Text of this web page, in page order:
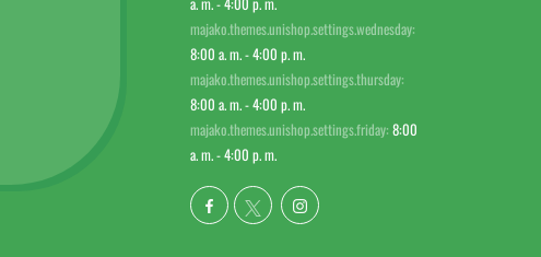
majako.themes.unishop.settings.wednesday:
8:00 a. m. - 4:00 p. m.
majako.themes.unishop.settings.thursday:
8:00 a. m. - 4:00 p. m.
majako.themes.unishop.settings.friday: 8:00
a. m. - 4:00 p. m.